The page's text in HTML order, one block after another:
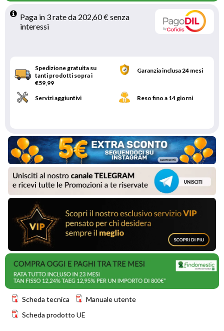
Paga in 3 rate da 202,60 € senza
interessi
Spedizione gratuita su
tanti prodotti sopra i
€59,99
Garanzia inclusa 24 mesi
Servizi aggiuntivi Reso fino a 14 giorni
Scheda tecnica
Manuale utente
Scheda prodotto UE